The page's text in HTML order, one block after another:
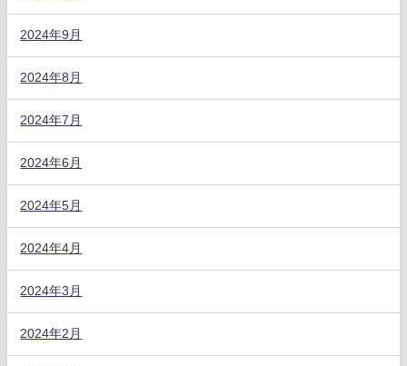
2024年9月
2024年8月
2024年7月
2024年6月
2024年5月
2024年4月
2024年3月
2024年2月